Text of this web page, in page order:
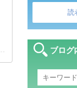
読
ブログ